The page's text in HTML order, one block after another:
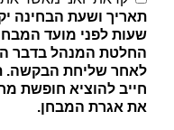
שעות לפני מועד
החלטת המנהל בדבר
לאחר שליחת הבקשה.
חייב להוציא חופשת
את אגרת המבחן.